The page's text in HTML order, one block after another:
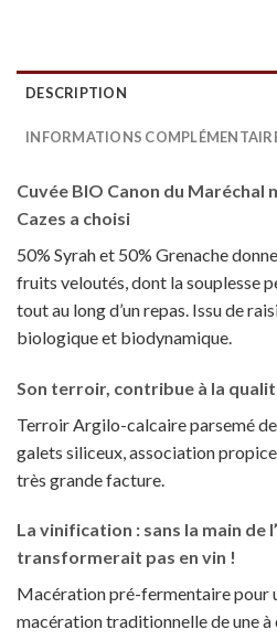
DESCRIPTION
INFORMATIONS
Cuvée BIO Canon du Maréchal
Cazes a choisi
50% Syrah et 50% Grenache
fruits veloutés, dont la souplesse
tout au long d’un repas. Issu de
biologique et biodynamique.
Son terroir, contribue à la
Terroir Argilo-calcaire parsemé
galets siliceux, association
très grande facture.
La vinification : sans la main de
transformerait pas en vin !
Macération pré-fermentaire pour
macération traditionnelle de une à